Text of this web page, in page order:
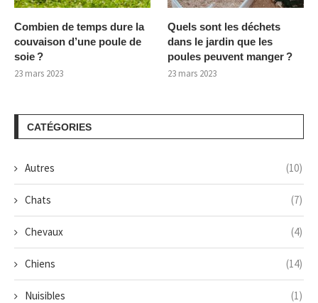
Combien de temps dure la
couvaison d’une poule de
soie ?
23 mars 2023
Quels sont les déchets
dans le jardin que les
poules peuvent manger ?
23 mars 2023
CATÉGORIES
Autres (10)
Chats (7)
Chevaux (4)
Chiens (14)
Nuisibles (1)